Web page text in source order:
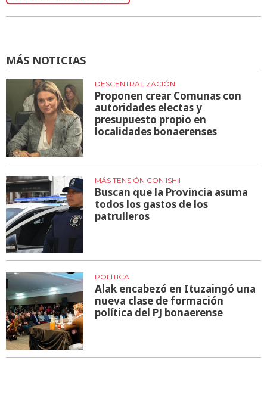
MÁS NOTICIAS
DESCENTRALIZACIÓN
Proponen crear Comunas con
autoridades electas y
presupuesto propio en
localidades bonaerenses
MÁS TENSIÓN CON ISHII
Buscan que la Provincia asuma
todos los gastos de los
patrulleros
POLÍTICA
Alak encabezó en Ituzaingó una
nueva clase de formación
política del PJ bonaerense